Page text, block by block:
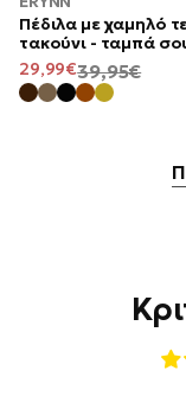
Πέδιλα με χαμηλό
τακούνι - ταμπά
39,95€
ΤΙΜΉ
ΠΡΟΣΦΟΡΆΣ
29,99€